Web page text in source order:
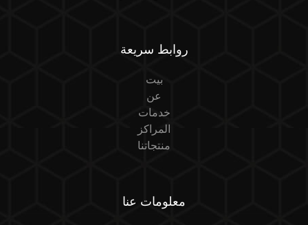
روابط سريعة
بيت
عن
خدمات
المراكز
منتجاتنا
معلومات عنا